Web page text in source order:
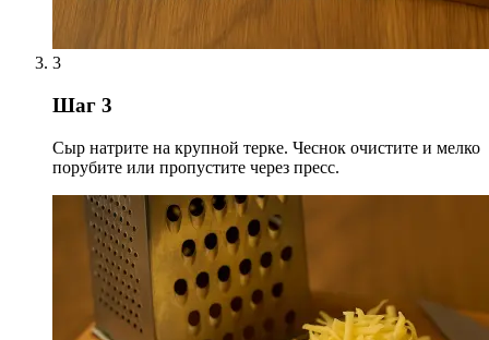
3
Шаг 3
Сыр натрите на крупной терке. Чеснок очистите и мелко
порубите или пропустите через пресс.